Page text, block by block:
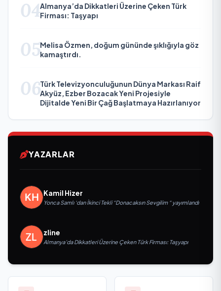
04Almanya’da Dikkatleri Üzerine Çeken Türk
Firması: Taşyapı
05Melisa Özmen, doğum gününde şıklığıyla göz
kamaştırdı.
06Türk Televizyonculuğunun Dünya Markası Raif
Akyüz, Ezber Bozacak Yeni Projesiyle
Dijitalde Yeni Bir Çağ Başlatmaya Hazırlanıyor
YAZARLAR
Kamil Hizer
Yonca Samlı ‘dan İkinci Tekli “Donacaksın Sevgilim “ yayımlandı
zline
Almanya’da Dikkatleri Üzerine Çeken Türk Firması: Taşyapı